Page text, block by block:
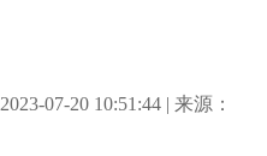
2023-07-20 10:51:44 | 来源：